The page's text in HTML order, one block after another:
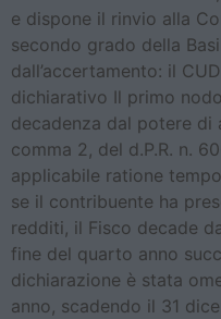
e dispone il rinvio alla
secondo grado della
dall’accertamento: il
dichiarativo Il primo
decadenza dal potere di
comma 2, del d.P.R. n.
applicabile ratione
se il contribuente ha
redditi, il Fisco decade
fine del quarto anno
dichiarazione è stata
anno, scadendo il 31